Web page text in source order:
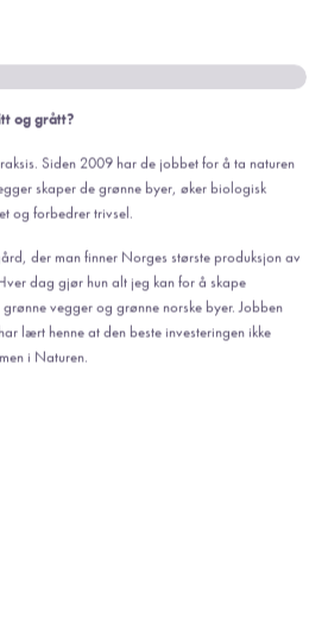
og grått?
Siden 2009 har de jobbet for å ta naturen
skaper de grønne byer, øker biologisk
og forbedrer trivsel.
der man finner Norges største produksjon av
dag gjør hun alt jeg kan for å skape
vegger og grønne norske byer. Jobben
lært henne at den beste investeringen ikke
i Naturen.